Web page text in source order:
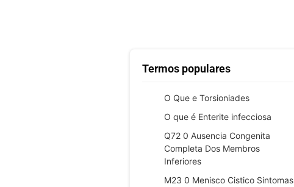
Termos populares
O Que e Torsioniades
O que é Enterite infecciosa
Q72 0 Ausencia Congenita
Completa Dos Membros
Inferiores
M23 0 Menisco Cistico Sintomas